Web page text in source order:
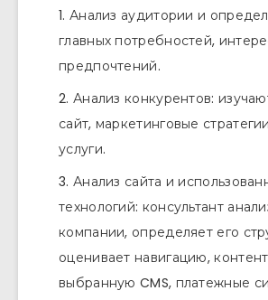
Анализ аудитории и
главных потребностей,
предпочтений.
Анализ конкурентов:
сайт, маркетинговые
услуги.
Анализ сайта и
технологий: консультант
компании, определяет его
оценивает навигацию,
выбранную CMS, платежные